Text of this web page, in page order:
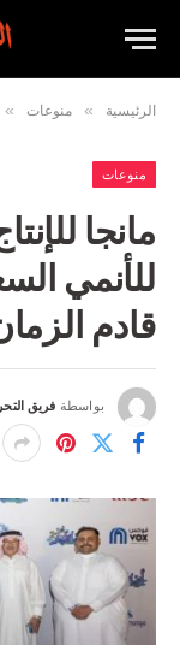
الرئيسية » منوعات »
منوعات
مانجا
للأنمي
قادم الزمان 2” في
بواسطة فريق